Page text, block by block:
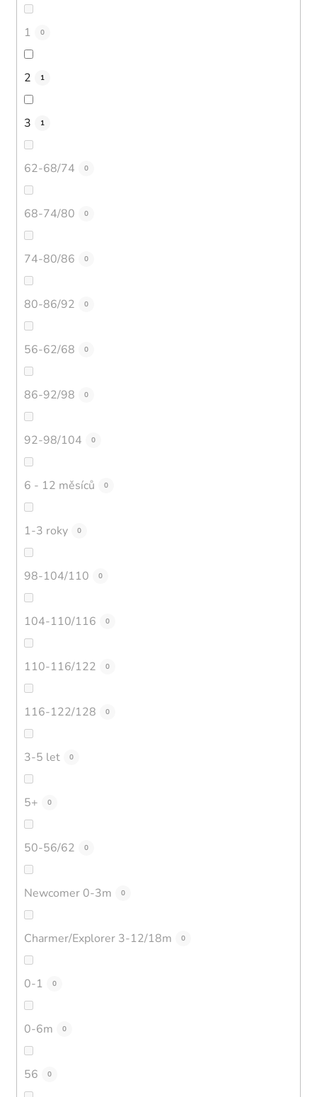
1 0
2 1
3 1
62-68/74 0
68-74/80 0
74-80/86 0
80-86/92 0
56-62/68 0
86-92/98 0
92-98/104 0
6 - 12 měsíců 0
1-3 roky 0
98-104/110 0
104-110/116 0
110-116/122 0
116-122/128 0
3-5 let 0
5+ 0
50-56/62 0
Newcomer 0-3m 0
Charmer/Explorer 3-12/18m 0
0-1 0
0-6m 0
56 0